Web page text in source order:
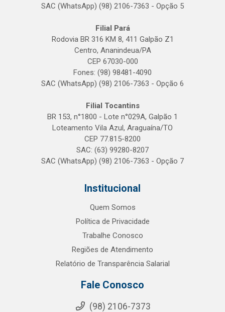
SAC (WhatsApp) (98) 2106-7363 - Opção 5
Filial Pará
Rodovia BR 316 KM 8, 411 Galpão Z1
Centro, Ananindeua/PA
CEP 67030-000
Fones: (98) 98481-4090
SAC (WhatsApp) (98) 2106-7363 - Opção 6
Filial Tocantins
BR 153, n°1800 - Lote n°029A, Galpão 1
Loteamento Vila Azul, Araguaína/TO
CEP 77.815-8200
SAC: (63) 99280-8207
SAC (WhatsApp) (98) 2106-7363 - Opção 7
Institucional
Quem Somos
Política de Privacidade
Trabalhe Conosco
Regiões de Atendimento
Relatório de Transparência Salarial
Fale Conosco
(98) 2106-7373